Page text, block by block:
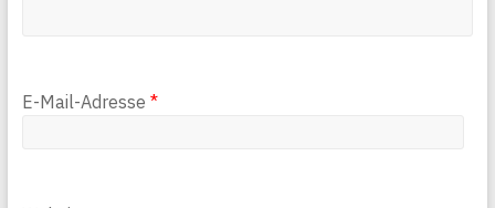
E-Mail-Adresse *